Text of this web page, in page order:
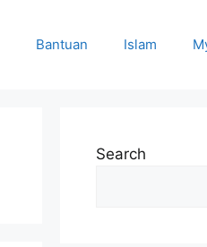
Bantuan Islam
Search